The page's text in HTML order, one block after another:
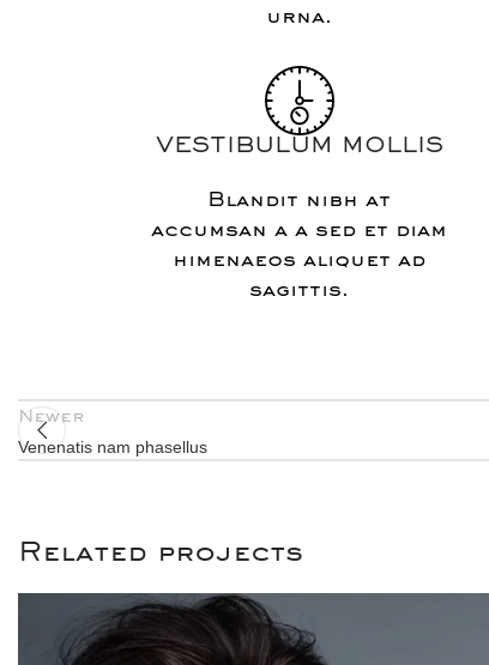
urna.
VESTIBULUM MOLLIS
Blandit nibh at
accumsan a a sed et diam
himenaeos aliquet ad
sagittis.
Newer
Venenatis nam phasellus
Related projects